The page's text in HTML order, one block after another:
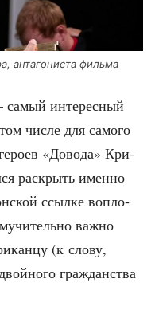
анта­го­ни­ста фильма
инте­рес­ный
чис­ле для само­го
«Дово­да» Кри­
рас­крыть имен­но
ссыл­ке вопло­
важ­но
(к сло­ву,
граж­дан­ства